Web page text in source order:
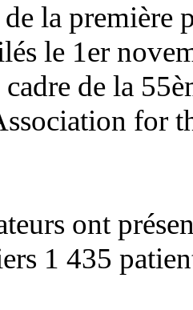
la première
le 1er
de la
for
ont
1 435